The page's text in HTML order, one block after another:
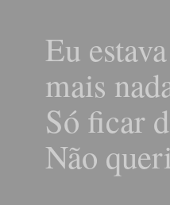
Eu
mais
Só ficar
Não